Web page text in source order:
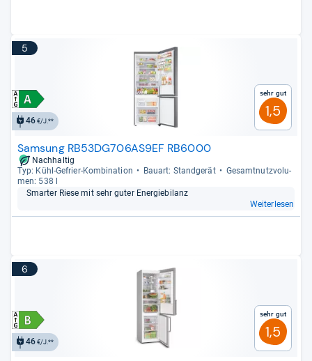
5
46€/J.**
Sehr gut
1,5
Samsung RB53DG706AS9EF RB6000
Nachhaltig
Typ: Kühl-​Gefrier-​Kom­bi­na­tion
Bau­art: Stand­ge­rät
Gesamt­nutz­vo­lu­
men: 538 l
Smar­ter Riese mit sehr guter Ener­gie­bi­lanz
Weiterlesen
6
46€/J.**
Sehr gut
1,5